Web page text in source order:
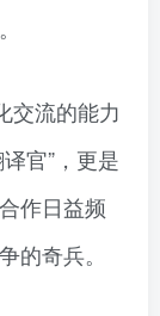
交流的能力
官”，更是
作日益频
的奇兵。